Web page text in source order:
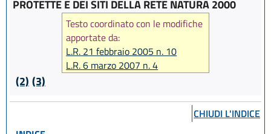
PROTETTE E DEI SITI DELLA RETE NATURA 2000
Testo coordinato con le modifiche
apportate da:
L.R. 21 febbraio 2005 n. 10
L.R. 6 marzo 2007 n. 4
L.R. 18 luglio 2017, n. 16
(2) (3)
CHIUDI L'INDICE